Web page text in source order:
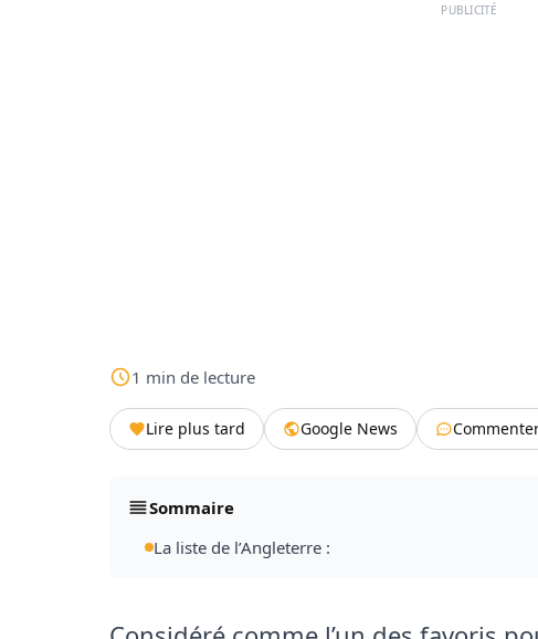
PUBLICITÉ
1 min de lecture
Lire plus tard Google News
Sommaire
La liste de l’Angleterre :